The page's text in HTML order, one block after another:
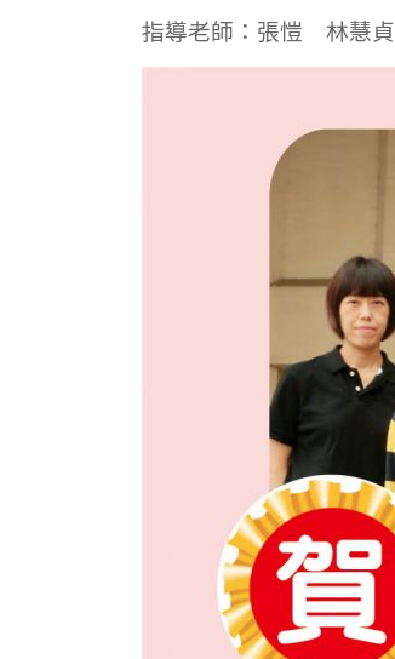
指導老師：張愷 林慧貞